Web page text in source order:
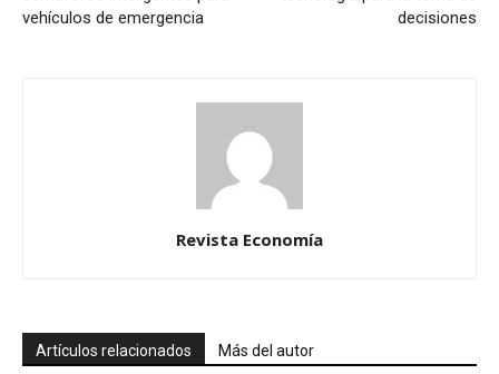
vehículos de emergencia
decisiones
Revista Economía
Artículos relacionados Más del autor